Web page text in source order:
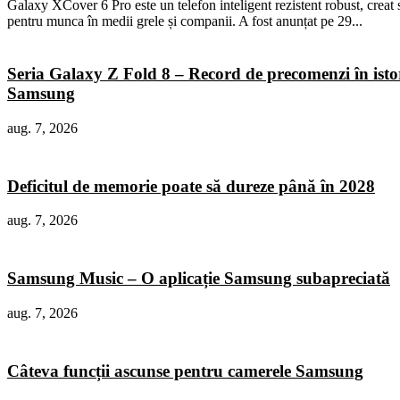
Galaxy XCover 6 Pro este un telefon inteligent rezistent robust, creat
pentru munca în medii grele și companii. A fost anunțat pe 29...
Seria Galaxy Z Fold 8 – Record de precomenzi în
Samsung
aug. 7, 2026
Deficitul de memorie poate să dureze până în 2028
aug. 7, 2026
Samsung Music – O aplicație Samsung subapreciată
aug. 7, 2026
Câteva funcții ascunse pentru camerele Samsung